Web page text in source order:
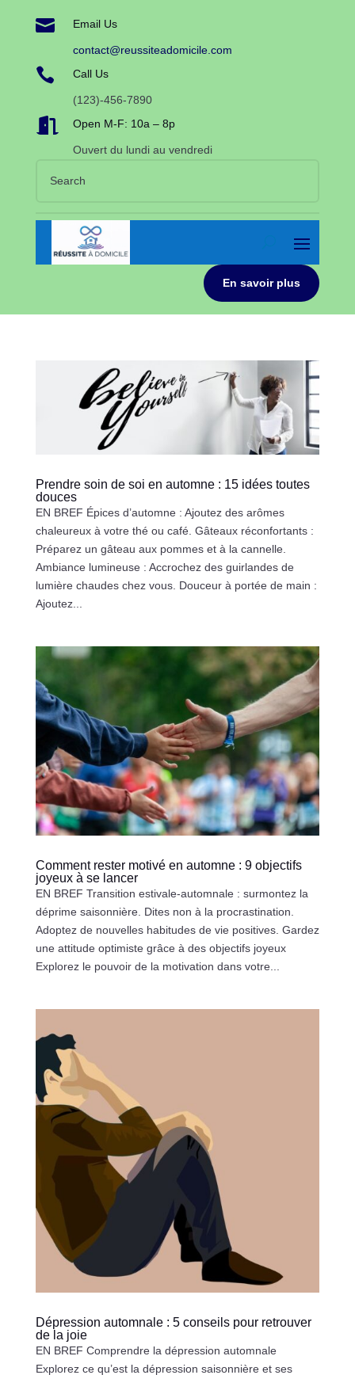
 Email Us
contact@reussiteadomicile.com
 Call Us
(123)-456-7890
 Open M-F: 10a – 8p
Ouvert du lundi au vendredi
En savoir plus
Prendre soin de soi en automne : 15 idées toutes
douces
EN BREF Épices d’automne : Ajoutez des arômes
chaleureux à votre thé ou café. Gâteaux réconfortants :
Préparez un gâteau aux pommes et à la cannelle.
Ambiance lumineuse : Accrochez des guirlandes de
lumière chaudes chez vous. Douceur à portée de main :
Ajoutez...
Comment rester motivé en automne : 9 objectifs
joyeux à se lancer
EN BREF Transition estivale-automnale : surmontez la
déprime saisonnière. Dites non à la procrastination.
Adoptez de nouvelles habitudes de vie positives. Gardez
une attitude optimiste grâce à des objectifs joyeux
Explorez le pouvoir de la motivation dans votre...
Dépression automnale : 5 conseils pour retrouver
de la joie
EN BREF Comprendre la dépression automnale
Explorez ce qu’est la dépression saisonnière et ses